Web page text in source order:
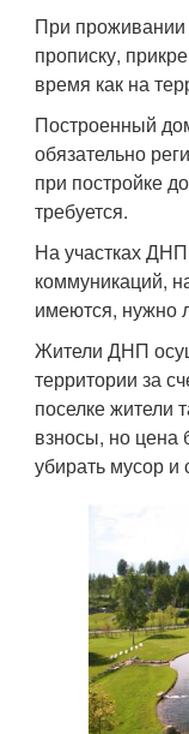
При
прописку,
время как на
Построенный
обязательно
при постройке
требуется.
На участках
коммуникаций,
имеются, нужно
Жители ДНП
территории за
поселке жители
взносы, но цена
убирать мусор и